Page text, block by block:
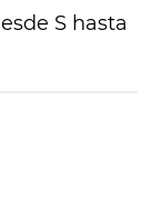
S hasta